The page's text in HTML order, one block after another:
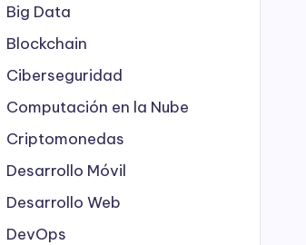
Big Data
Blockchain
Ciberseguridad
Computación en la Nube
Criptomonedas
Desarrollo Móvil
Desarrollo Web
DevOps